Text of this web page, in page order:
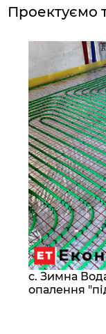
Проектуємо
с. Зимна
опалення